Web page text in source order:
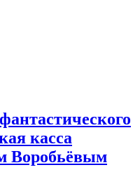
касса
Воробьёвым